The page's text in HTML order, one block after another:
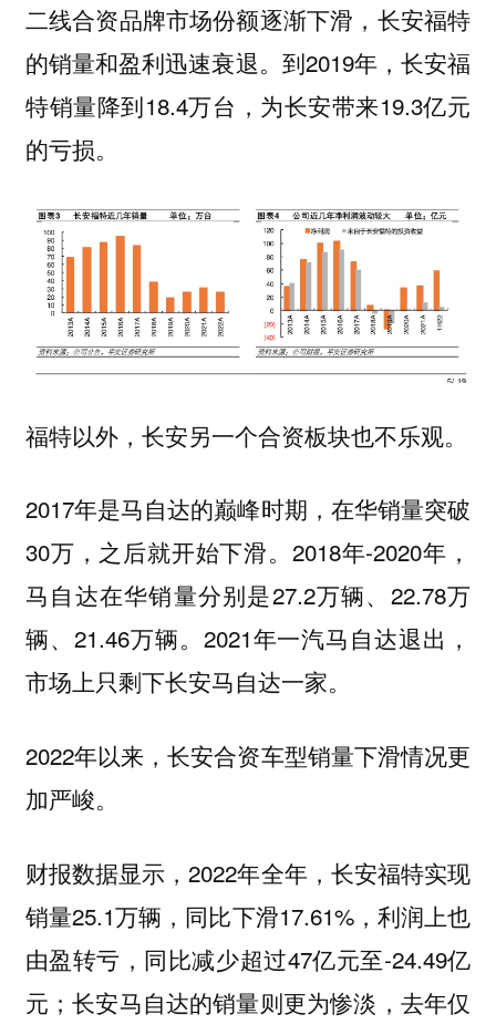
二线合资品牌市场份额逐渐下滑，长安福特
的销量和盈利迅速衰退。到2019年，长安福
特销量降到18.4万台，为长安带来19.3亿元
的亏损。
福特以外，长安另一个合资板块也不乐观。
2017年是马自达的巅峰时期，在华销量突破
30万，之后就开始下滑。2018年-2020年，
马自达在华销量分别是27.2万辆、22.78万
辆、21.46万辆。2021年一汽马自达退出，
市场上只剩下长安马自达一家。
2022年以来，长安合资车型销量下滑情况更
加严峻。
财报数据显示，2022年全年，长安福特实现
销量25.1万辆，同比下滑17.61%，利润上也
由盈转亏，同比减少超过47亿元至-24.49亿
元；长安马自达的销量则更为惨淡，去年仅